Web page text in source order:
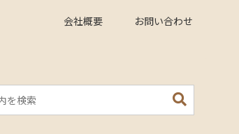
会社概要 お問い合わせ